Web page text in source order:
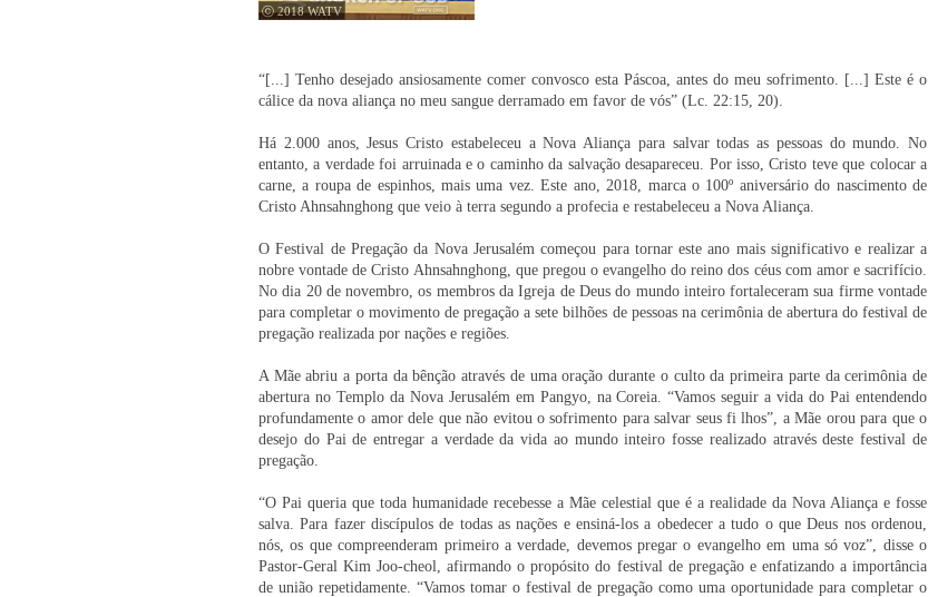
ⓒ 2018 WATV
“[...] Tenho desejado ansiosamente comer convosco esta Páscoa, antes do meu sofrimento. [...] Este é o
cálice da nova aliança no meu sangue derramado em favor de vós” (Lc. 22:15, 20).
Há 2.000 anos, Jesus Cristo estabeleceu a Nova Aliança para salvar todas as pessoas do mundo. No
entanto, a verdade foi arruinada e o caminho da salvação desapareceu. Por isso, Cristo teve que colocar a
carne, a roupa de espinhos, mais uma vez. Este ano, 2018, marca o 100º aniversário do nascimento de
Cristo Ahnsahnghong que veio à terra segundo a profecia e restabeleceu a Nova Aliança.
O Festival de Pregação da Nova Jerusalém começou para tornar este ano mais significativo e realizar a
nobre vontade de Cristo Ahnsahnghong, que pregou o evangelho do reino dos céus com amor e sacrifício.
No dia 20 de novembro, os membros da Igreja de Deus do mundo inteiro fortaleceram sua firme vontade
para completar o movimento de pregação a sete bilhões de pessoas na cerimônia de abertura do festival de
pregação realizada por nações e regiões.
A Mãe abriu a porta da bênção através de uma oração durante o culto da primeira parte da cerimônia de
abertura no Templo da Nova Jerusalém em Pangyo, na Coreia. “Vamos seguir a vida do Pai entendendo
profundamente o amor dele que não evitou o sofrimento para salvar seus fi lhos”, a Mãe orou para que o
desejo do Pai de entregar a verdade da vida ao mundo inteiro fosse realizado através deste festival de
pregação.
“O Pai queria que toda humanidade recebesse a Mãe celestial que é a realidade da Nova Aliança e fosse
salva. Para fazer discípulos de todas as nações e ensiná-los a obedecer a tudo o que Deus nos ordenou,
nós, os que compreenderam primeiro a verdade, devemos pregar o evangelho em uma só voz”, disse o
Pastor-Geral Kim Joo-cheol, afirmando o propósito do festival de pregação e enfatizando a importância
de união repetidamente. “Vamos tomar o festival de pregação como uma oportunidade para completar o